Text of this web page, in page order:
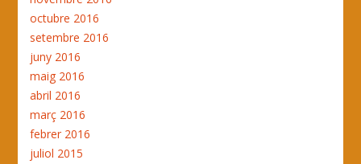
octubre 2016
setembre 2016
juny 2016
maig 2016
abril 2016
març 2016
febrer 2016
juliol 2015